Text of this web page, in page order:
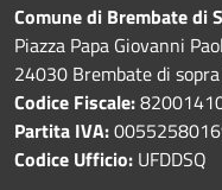
Comune di Brembate di
Piazza Papa Giovanni
24030 Brembate di sopra
Codice Fiscale:
Partita IVA:
Codice Ufficio: UFDDSQ